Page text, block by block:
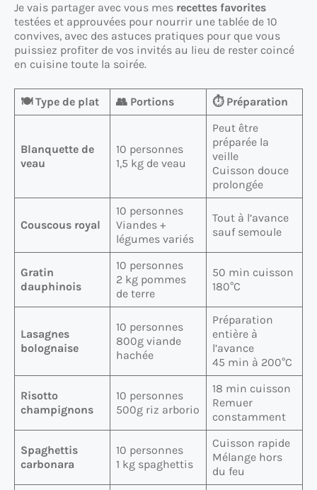
Je vais partager avec vous mes recettes favorites
testées et approuvées pour nourrir une tablée de 10
convives, avec des astuces pratiques pour que vous
puissiez profiter de vos invités au lieu de rester coincé
en cuisine toute la soirée.
🍽️ Type de plat 👥 Portions ⏱️ Préparation
Blanquette de
veau
10 personnes
1,5 kg de veau
Peut être
préparée la
veille
Cuisson douce
prolongée
Couscous royal
10 personnes
Viandes +
légumes variés
Tout à l’avance
sauf semoule
Gratin
dauphinois
10 personnes
2 kg pommes
de terre
50 min cuisson
180°C
Lasagnes
bolognaise
10 personnes
800g viande
hachée
Préparation
entière à
l’avance
45 min à 200°C
Risotto
champignons
10 personnes
500g riz arborio
18 min cuisson
Remuer
constamment
Spaghettis
carbonara
10 personnes
1 kg spaghettis
Cuisson rapide
Mélange hors
du feu